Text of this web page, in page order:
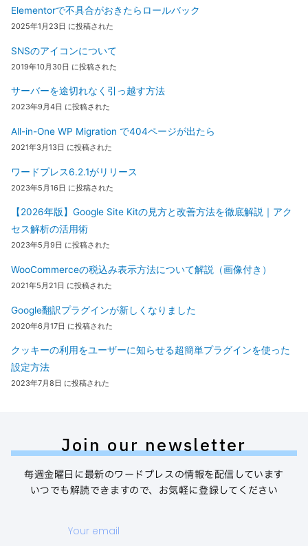
Elementorで不具合がおきたらロールバック
2025年1月23日 に投稿された
SNSのアイコンについて
2019年10月30日 に投稿された
サーバーを途切れなく引っ越す方法
2023年9月4日 に投稿された
All-in-One WP Migration で404ページが出たら
2021年3月13日 に投稿された
ワードプレス6.2.1がリリース
2023年5月16日 に投稿された
【2026年版】Google Site Kitの見方と改善方法を徹底解説｜アク
セス解析の活用術
2023年5月9日 に投稿された
WooCommerceの税込み表示方法について解説（画像付き）
2021年5月21日 に投稿された
Google翻訳プラグインが新しくなりました
2020年6月17日 に投稿された
クッキーの利用をユーザーに知らせる超簡単プラグインを使った
設定方法
2023年7月8日 に投稿された
Join our newsletter
毎週金曜日に最新のワードプレスの情報を配信しています
いつでも解読できますので、お気軽に登録してください
email